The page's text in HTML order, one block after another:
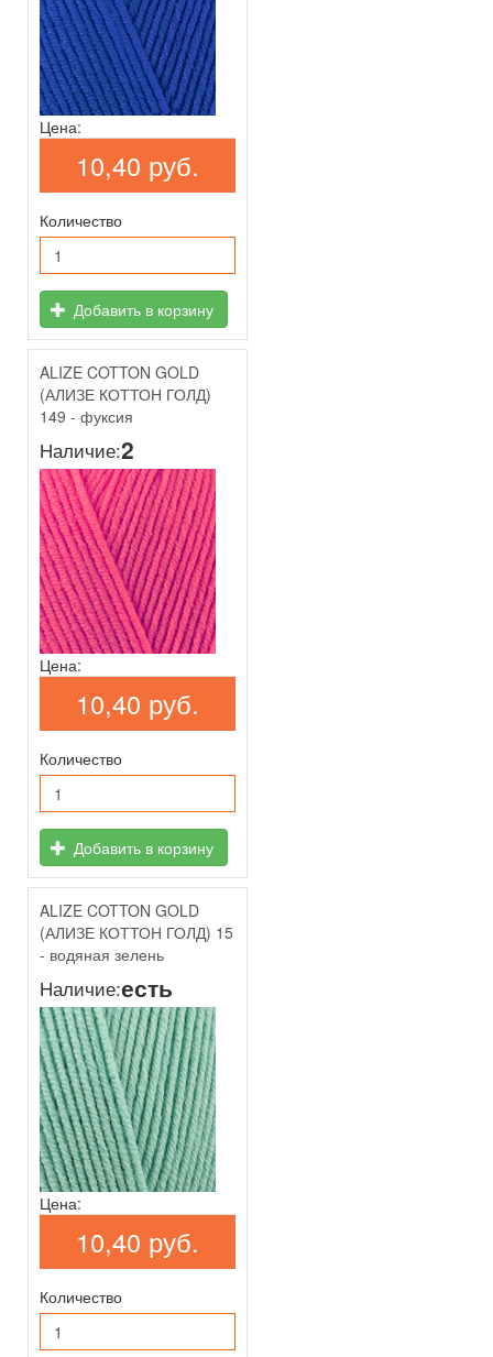
Цена:
10,40 руб.
Количество
Добавить в корзину
ALIZE COTTON GOLD
(АЛИЗЕ КОТТОН ГОЛД)
149 - фуксия
Наличие:2
Цена:
10,40 руб.
Количество
Добавить в корзину
ALIZE COTTON GOLD
(АЛИЗЕ КОТТОН ГОЛД) 15
- водяная зелень
Наличие:есть
Цена:
10,40 руб.
Количество